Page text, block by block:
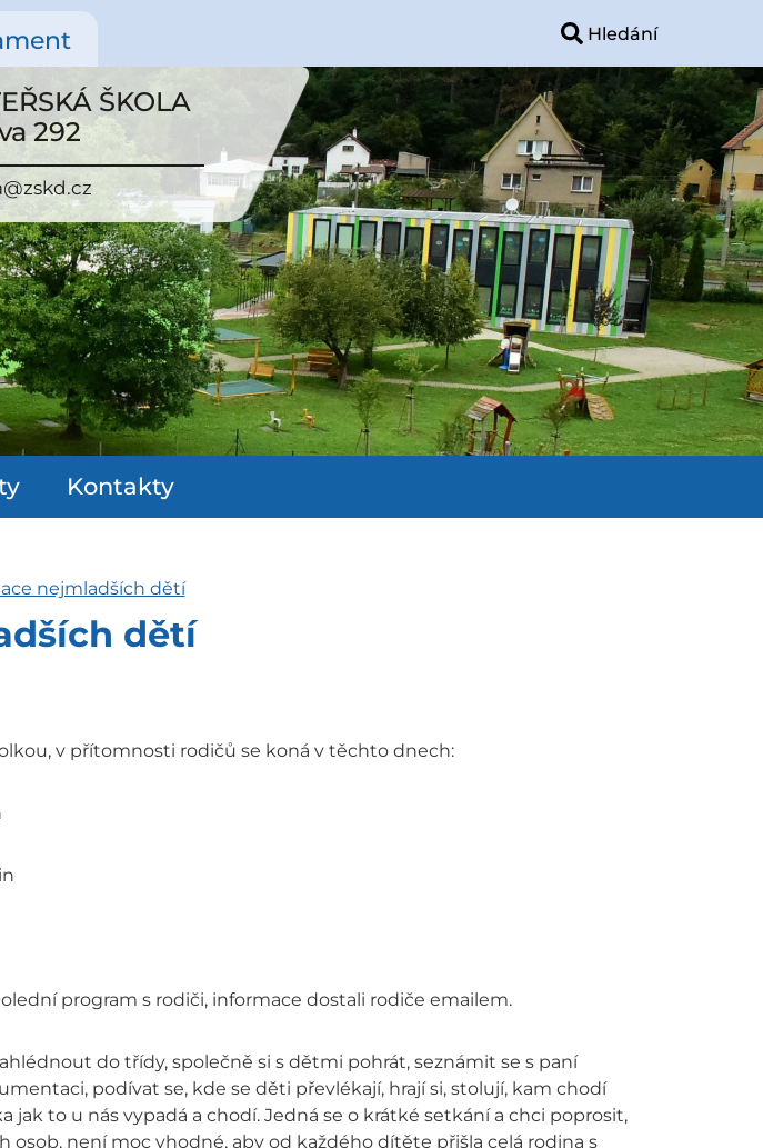
ŠKOLA
292
Kontakty
nejmladších dětí
dětí
v přítomnosti rodičů se koná v těchto dnech:
program s rodiči, informace dostali rodiče emailem.
do třídy, společně si s dětmi pohrát, seznámit se s paní
podívat se, kde se děti převlékají, hrají si, stolují, kam chodí
jak to u nás vypadá a chodí. Jedná se o krátké setkání a chci poprosit,
osob, není moc vhodné, aby od každého dítěte přišla celá rodina s